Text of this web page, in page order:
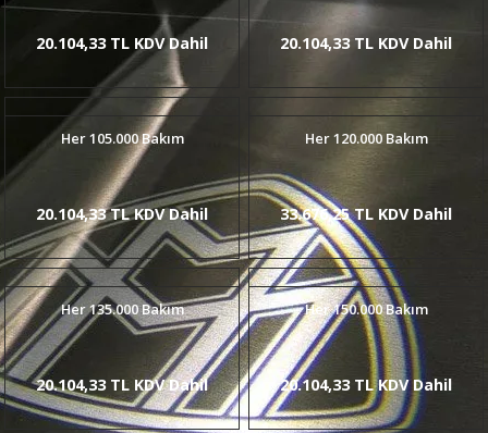
20.104,33 TL KDV Dahil 20.104,33 TL KDV Dahil
Her 105.000 Bakım
20.104,33 TL KDV Dahil
Her 120.000 Bakım
33.676,25 TL KDV Dahil
Her 135.000 Bakım
20.104,33 TL KDV Dahil
Her 150.000 Bakım
20.104,33 TL KDV Dahil